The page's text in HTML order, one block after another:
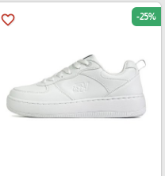
favorite_border -25%